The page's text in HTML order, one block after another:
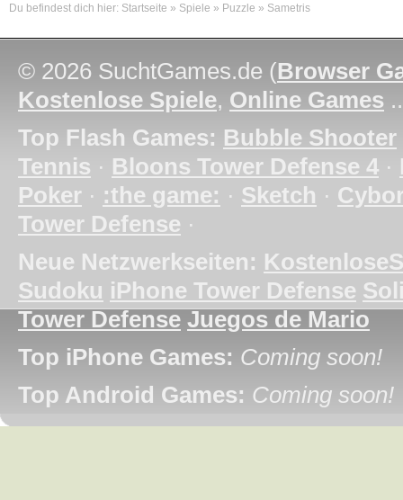
Du befindest dich hier: Startseite » Spiele » Puzzle » Sametris
© 2026 SuchtGames.de (Browser
Kostenlose Spiele, Online Games
Top Flash Games: Bubble Shooter
Tennis · Bloons Tower Defense 4 ·
Poker · :the game: · Sketch ·
Tower Defense ·
Neue Netzwerkseiten:
Sudoku iPhone Tower Defense
Tower Defense Juegos de Mario
Top iPhone Games: Coming soon!
Top Android Games: Coming soon!